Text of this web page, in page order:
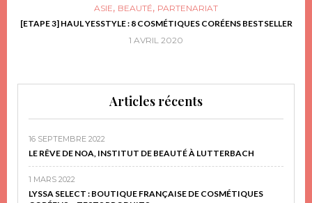
ASIE, BEAUTÉ, PARTENARIAT
[ETAPE 3] HAUL YESSTYLE : 8 COSMÉTIQUES CORÉENS BESTSELLER
1 AVRIL 2020
Articles récents
16 SEPTEMBRE 2022
LE RÊVE DE NOA, INSTITUT DE BEAUTÉ À LUTTERBACH
1 MARS 2022
LYSSA SELECT : BOUTIQUE FRANÇAISE DE COSMÉTIQUES